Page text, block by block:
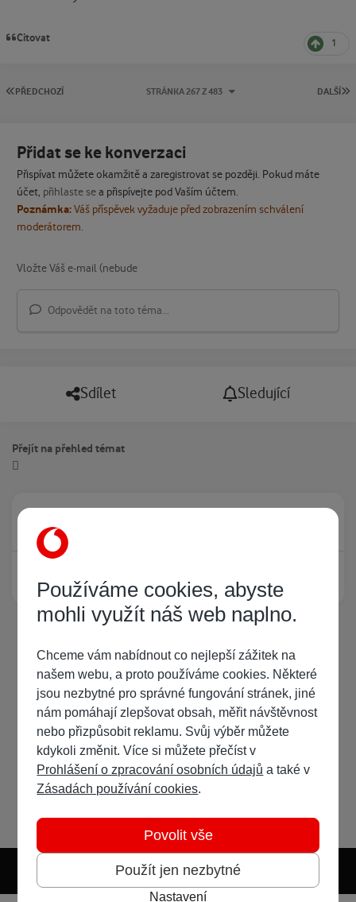
Citovat 1
PRVNÍ STRÁNKA
PŘEDCHOZÍ DALŠÍ
STRÁNKA 267 Z 483
Přidat se ke konverzaci
Přispívat můžete okamžitě a zaregistrovat se později. Pokud máte
účet, přihlaste sea přispívejte pod Vaším účtem.
Poznámka:Váš příspěvek vyžaduje před zobrazením schválení
moderátorem.
Odpovědět na toto téma...
Sdílet Sledující
Přejít na přehled témat
Žádný registrovaný uživatel si neprohlíží tuto stránku
Světlý režim Předvolba systému
Používáme cookies, abyste
mohli využít náš web naplno.
Chceme vám nabídnout co nejlepší zážitek na
našem webu, a proto používáme cookies. Některé
jsou nezbytné pro správné fungování stránek, jiné
nám pomáhají zlepšovat obsah, měřit návštěvnost
nebo přizpůsobit reklamu. Svůj výběr můžete
kdykoli změnit. Více si můžete přečíst v
Prohlášení o zpracování osobních údajů a také v
Zásadách používání cookies.
Použít jen nezbytné
Povolit vše
Nastavení